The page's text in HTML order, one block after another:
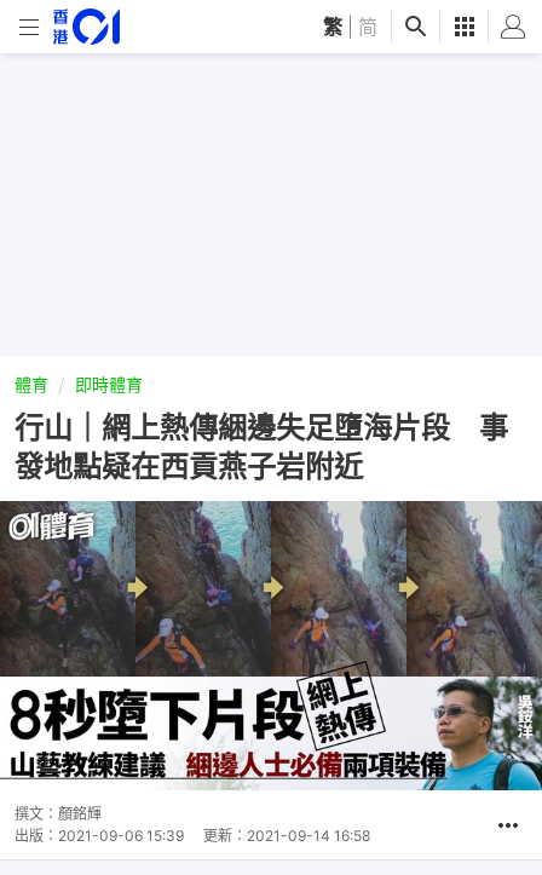
繁 简
體育 即時體育
行山｜網上熱傳綑邊失足墮海片段 事
發地點疑在西貢燕子岩附近
撰文： 顏銘輝
出版： 2021-09-06 15:39 更新： 2021-09-14 16:58